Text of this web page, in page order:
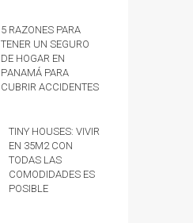
5 razones para
tener un Seguro
de hogar en
Panamá para
cubrir accidentes
Tiny Houses: vivir
en 35m2 con
todas las
comodidades es
posible